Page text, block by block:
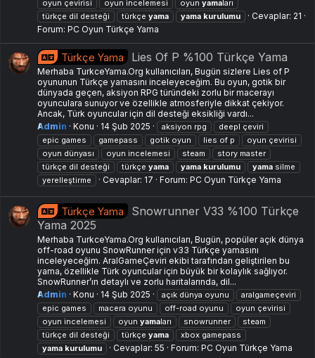
oyun çevirisi
oyun incelemesi oyun yamaları
türkçe dil desteği
türkçe yama yama kurulumu
Cevaplar: 21
Forum: PC Oyun Türkçe Yama
Türkçe Yama Lies Of P %100 Türkçe Yama
Merhaba TurkceYama.Org kullanıcıları, Bugün sizlere Lies of P
oyununun Türkçe yamasını inceleyeceğim. Bu oyun, gotik bir
dünyada geçen, aksiyon RPG türündeki zorlu bir macerayı
oyunculara sunuyor ve özellikle atmosferiyle dikkat çekiyor.
Ancak, Türk oyuncular için dil desteği eksikliği vardı...
Admin
Konu 14 Şub 2025 aksiyon rpg
deepl çeviri
epic games
gamepass gotik oyun lies of p
oyun çevirisi
oyun dünyası
oyun incelemesi steam
story master
türkçe dil desteği
türkçe yama yama kurulumu yama silme
yerelleştirme
Cevaplar: 17 Forum: PC Oyun Türkçe Yama
Türkçe Yama
Snowrunner V33 %100 Türkçe
Yama 2025
Merhaba TurkceYama.Org kullanıcıları, Bugün, popüler açık dünya
off-road oyunu SnowRunner için v33 Türkçe yamasını
inceleyeceğim. AralGameÇeviri ekibi tarafından geliştirilen bu
yama, özellikle Türk oyuncular için büyük bir kolaylık sağlıyor.
SnowRunner’ın detaylı ve zorlu haritalarında, dil...
Admin
Konu 14 Şub 2025 açık dünya oyunu
aralgameçeviri
epic games
macera oyunu off-road oyunu
oyun çevirisi
oyun incelemesi
oyun yamaları snowrunner
steam
türkçe dil desteği
türkçe yama
xbox gamepass
yama kurulumu Cevaplar: 55 Forum: PC Oyun Türkçe Yama